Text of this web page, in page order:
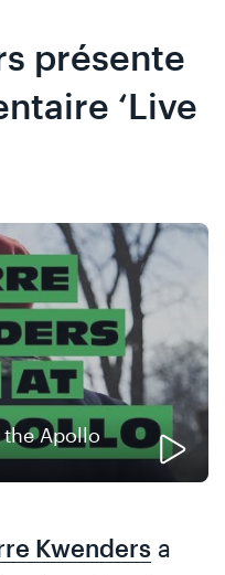
présente
‘Live
the Apollo
Kwenders a